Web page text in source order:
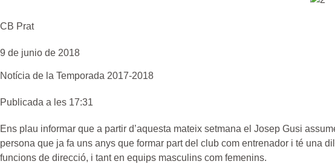
CB Prat
9 de junio de 2018
Notícia de la Temporada 2017-2018
Publicada a les 17:31
Ens plau informar que a partir d’aquesta mateix setmana el Josep Gusi
persona que ja fa uns anys que formar part del club com entrenador i té una
funcions de direcció, i tant en equips masculins com femenins.